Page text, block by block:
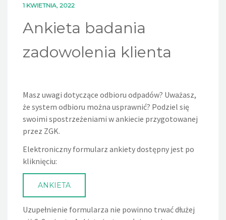
1 KWIETNIA, 2022
Ankieta badania
zadowolenia klienta
Masz uwagi dotyczące odbioru odpadów? Uważasz,
że system odbioru można usprawnić? Podziel się
swoimi spostrzeżeniami w ankiecie przygotowanej
przez ZGK.
Elektroniczny formularz ankiety dostępny jest po
kliknięciu:
ANKIETA
Uzupełnienie formularza nie powinno trwać dłużej